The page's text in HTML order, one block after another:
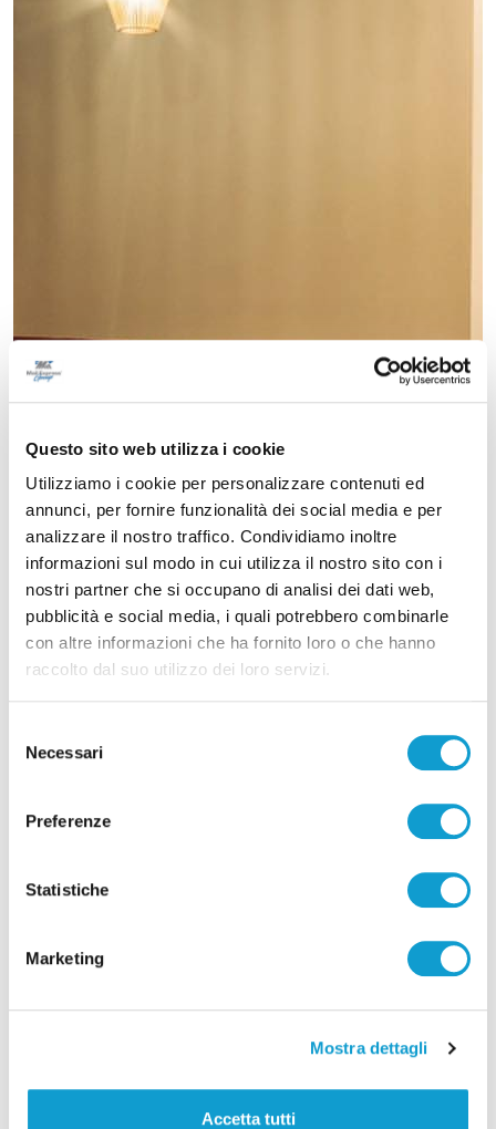
Questo sito web utilizza i cookie
Utilizziamo i cookie per personalizzare contenuti ed
annunci, per fornire funzionalità dei social media e per
analizzare il nostro traffico. Condividiamo inoltre
informazioni sul modo in cui utilizza il nostro sito con i
nostri partner che si occupano di analisi dei dati web,
pubblicità e social media, i quali potrebbero combinarle
con altre informazioni che ha fornito loro o che hanno
raccolto dal suo utilizzo dei loro servizi.
delNecessari
Preferenze
Statistiche
Marketing
Mostra dettagli
Accetta tutti